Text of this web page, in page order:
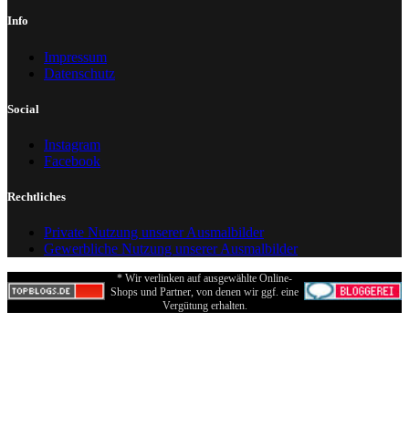
Info
Impressum
Datenschutz
Social
Instagram
Facebook
Rechtliches
Private Nutzung unserer Ausmalbilder
Gewerbliche Nutzung unserer Ausmalbilder
* Wir verlinken auf ausgewählte Online-
Shops und Partner, von denen wir ggf. eine
Vergütung erhalten.